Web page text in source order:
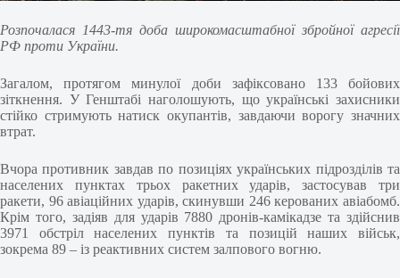
Розпочалася 1443-тя доба широкомасштабної збройної агресії
РФ проти України.
Загалом, протягом минулої доби зафіксовано 133 бойових
зіткнення. У Генштабі наголошують, що українські захисники
стійко стримують натиск окупантів, завдаючи ворогу значних
втрат.
Вчора противник завдав по позиціях українських підрозділів та
населених пунктах трьох ракетних ударів, застосував три
ракети, 96 авіаційних ударів, скинувши 246 керованих авіабомб.
Крім того, задіяв для ударів 7880 дронів-камікадзе та здійснив
3971 обстріл населених пунктів та позицій наших військ,
зокрема 89 – із реактивних систем залпового вогню.